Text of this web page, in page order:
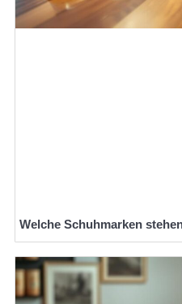
Welche Schuhmarken